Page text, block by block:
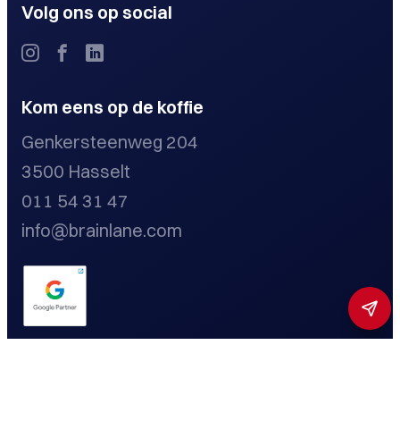
Volg ons op social
Kom eens op de koffie
Genkersteenweg 204
3500 Hasselt
011 54 31 47
info@brainlane.com